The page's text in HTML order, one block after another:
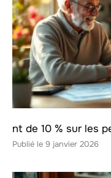
nt de 10 % sur les
9 janvier 2026